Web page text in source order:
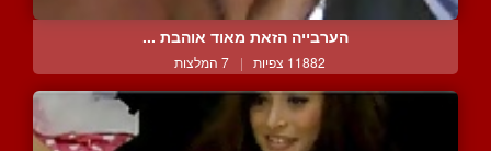
הערבייה הזאת מאוד אוהבת ...
11882 צפיות | 7 המלצות